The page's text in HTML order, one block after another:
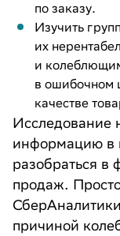
по заказу.
Изучить
их
и
в ошибочном
качестве
Исследование
информацию в
разобраться в
продаж.
причиной